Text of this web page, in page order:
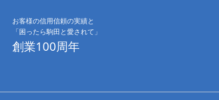
お客様の信用信頼の実績と
「困ったら駒田と愛されて」
創業100周年